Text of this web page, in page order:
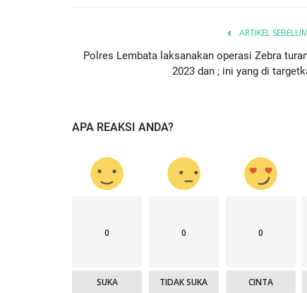
ARTIKEL
Polres Lembata laksanakan operasi Zebra
2023 dan ; ini yang di
APA REAKSI ANDA?
0
SUKA
0
TIDAK SUKA
0
CINTA